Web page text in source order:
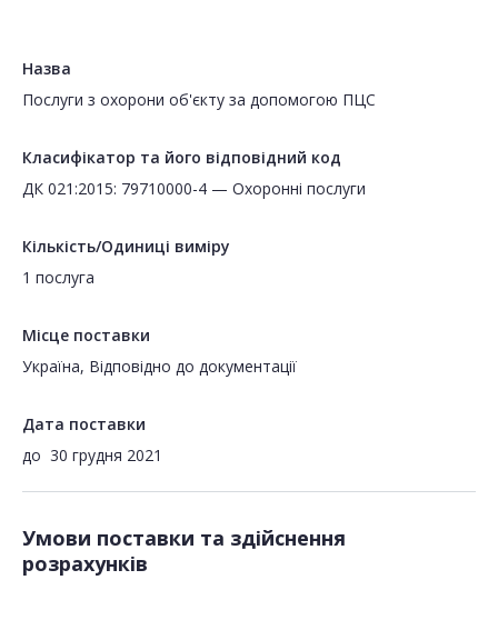
Назва
Послуги з охорони об'єкту за допомогою ПЦС
Класифікатор та його відповідний код
ДК 021:2015: 79710000-4 — Охоронні послуги
Кількість/Одиниці виміру
1 послуга
Місце поставки
Україна, Відповідно до документації
Дата поставки
до 30 грудня 2021
Умови поставки та здійснення
розрахунків